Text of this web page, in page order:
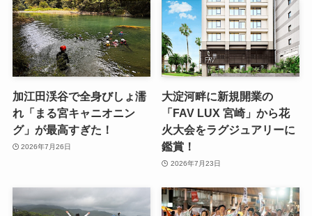
加江田渓谷で全身びしょ濡
れ「まる宮キャニオニン
グ」が最高すぎた！
2026年7月26日
大淀河畔に新規開業の
「FAV LUX 宮崎」から花
火大会をラグジュアリーに
鑑賞！
2026年7月23日